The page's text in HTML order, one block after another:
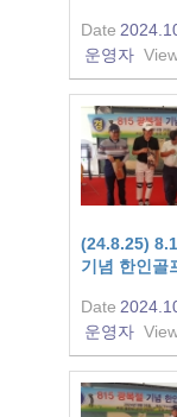
Date
운영자
(24.8.25)
기념 한인골
Date
운영자